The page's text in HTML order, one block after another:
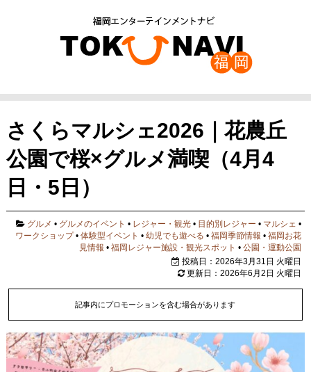
さくらマルシェ2026｜花農丘
公園で桜×グルメ満喫（4月4
日・5日）
グルメ • グルメのイベント • レジャー・観光 • 目的別レジャー • マルシェ •
ワークショップ•体験型イベント •幼児でも遊べる •福岡季節情報 •福岡お花
見情報 •福岡レジャー施設・観光スポット •公園・運動公園
投稿日：2026年3月31日 火曜日
更新日：2026年6月2日 火曜日
記事内にプロモーションを含む場合があります